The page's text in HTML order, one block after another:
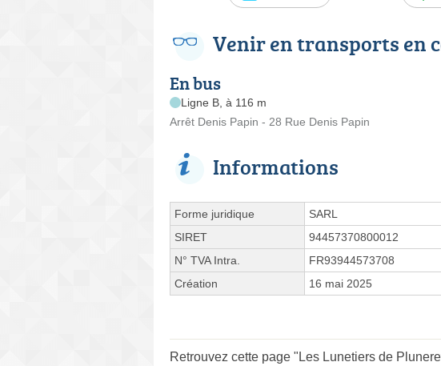
Venir en transports en
En bus
Ligne B, à 116 m
Arrêt Denis Papin - 28 Rue Denis Papin
Informations
Forme juridique
SARL
SIRET
94457370800012
N° TVA Intra.
FR93944573708
Création
16 mai 2025
Retrouvez cette page "Les Lunetiers de